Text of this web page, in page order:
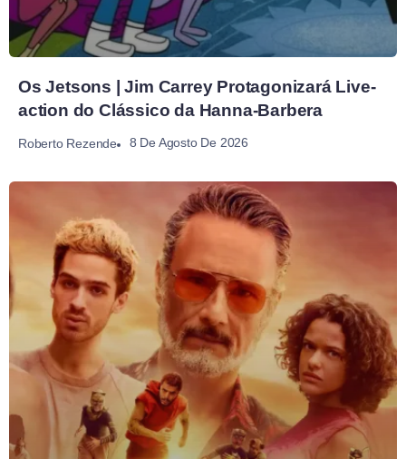
Os Jetsons | Jim Carrey Protagonizará Live-
action do Clássico da Hanna-Barbera
Roberto Rezende 8 De Agosto De 2026